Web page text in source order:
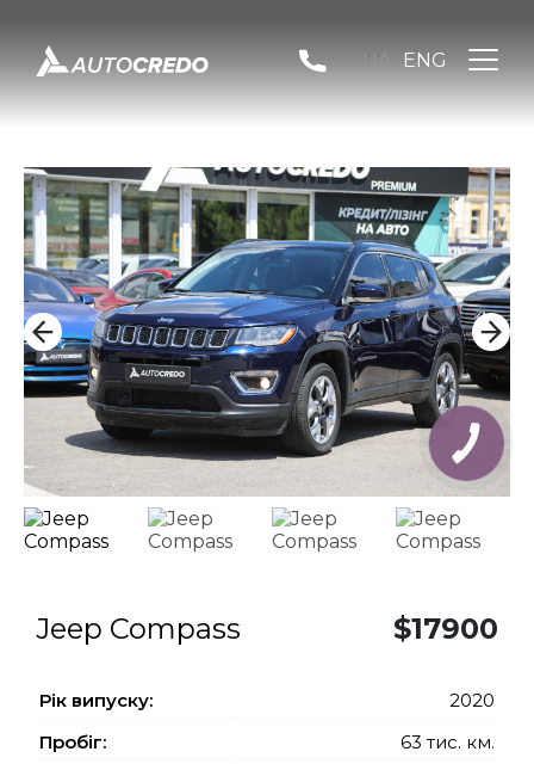
ENG
Jeep Compass $17900
Рiк випуску:
2020
Пробіг:
63 тис. км.